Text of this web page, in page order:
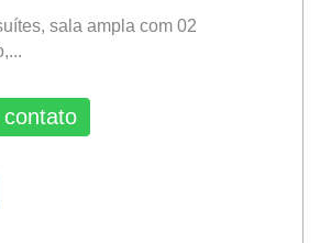
sala ampla com 02